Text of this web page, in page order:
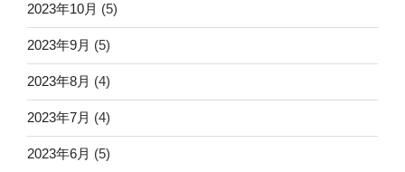
2023年10月 (5)
2023年9月 (5)
2023年8月 (4)
2023年7月 (4)
2023年6月 (5)